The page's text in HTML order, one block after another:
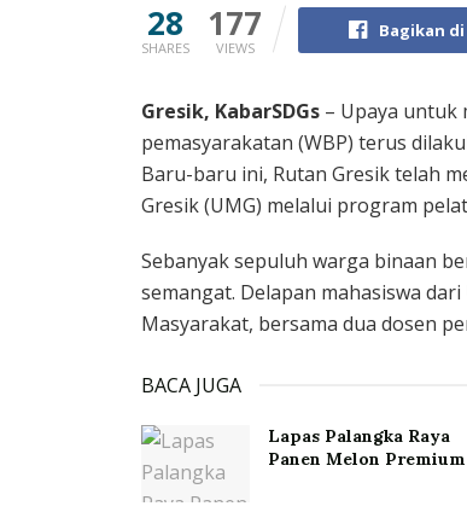
28
SHARES
177
VIEWS
Bagikan
Gresik, KabarSDGs – Upaya untuk
pemasyarakatan (WBP) terus
Baru-baru ini, Rutan Gresik telah
Gresik (UMG) melalui program
Sebanyak sepuluh warga binaan
semangat. Delapan mahasiswa
Masyarakat, bersama dua dosen
BACA JUGA
Lapas Palangka Raya
Panen Melon Premium